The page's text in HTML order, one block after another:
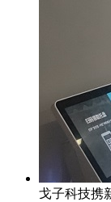
戈子科技携